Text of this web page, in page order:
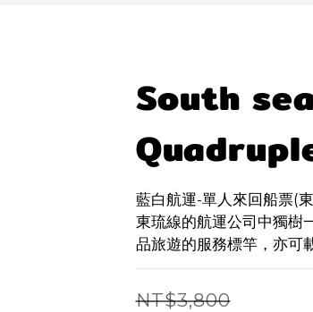
South
藍白航運-單人來回船票(
東琉線的航運公司中獨樹
品旅遊的服務標竿，亦可
NT$3,800